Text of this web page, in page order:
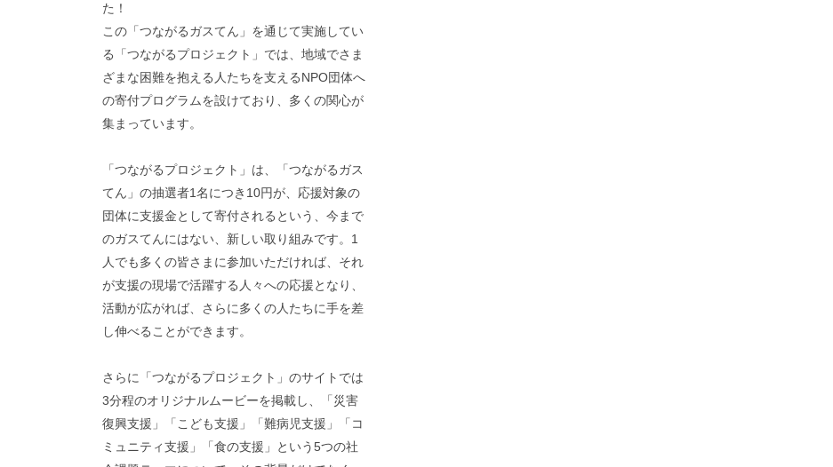
た！
この「つながるガスてん」を通じて実施してい
る「つながるプロジェクト」では、地域でさま
ざまな困難を抱える人たちを支えるNPO団体へ
の寄付プログラムを設けており、多くの関心が
集まっています。
「つながるプロジェクト」は、「つながるガス
てん」の抽選者1名につき10円が、応援対象の
団体に支援金として寄付されるという、今まで
のガスてんにはない、新しい取り組みです。1
人でも多くの皆さまに参加いただければ、それ
が支援の現場で活躍する人々への応援となり、
活動が広がれば、さらに多くの人たちに手を差
し伸べることができます。
さらに「つながるプロジェクト」のサイトでは
3分程のオリジナルムービーを掲載し、「災害
復興支援」「こども支援」「難病児支援」「コ
ミュニティ支援」「食の支援」という5つの社